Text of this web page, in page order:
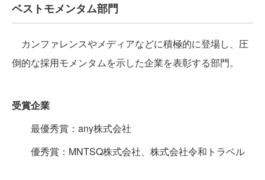
ベストモメンタム部門
カンファレンスやメディアなどに積極的に登場し、圧
倒的な採用モメンタムを示した企業を表彰する部門。
受賞企業
最優秀賞：any株式会社
優秀賞：MNTSQ株式会社、株式会社令和トラベル